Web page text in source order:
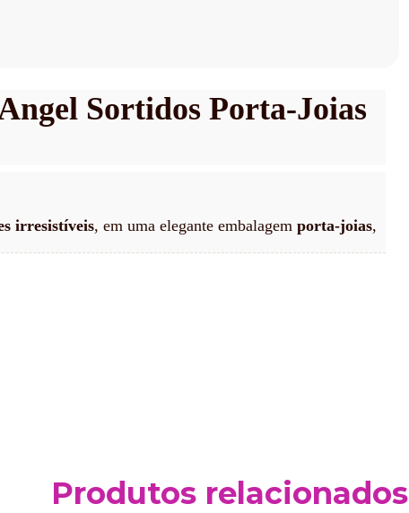
Sortidos Porta-Joias
irresistíveis, em uma elegante embalagem porta-joias,
Produtos relacionados